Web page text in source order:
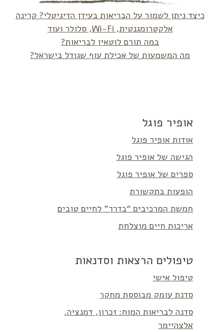
כיצד ניתן לשמור על הבריאות בעידן הדיגיטלי? קרינה
אלקטרומגנטית, Wi-Fi, סלולר ועוד
במה תורם לוטאין לבריאות?
מה המשמעות של אכילת עוף שגודל בישראל?
אופיר פוגל
אודות אופיר פוגל
הגישה של אופיר פוגל
ספרים של אופיר פוגל
הופעות בתקשורת
חמשת המרכיבים “בדרך” לחיים טובים
אריכות חיים מוצלחת
טיפולים הרצאות וסדנאות
טיפול אישי
סדנת עומק מבוססת מחקר
סדנה לבריאות המוח: זכרון, דמנציה,
אלצהיימר